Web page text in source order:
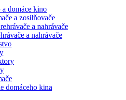
domáce kino
a zosilňovače
a nahrávače
a nahrávače
domáceho kina